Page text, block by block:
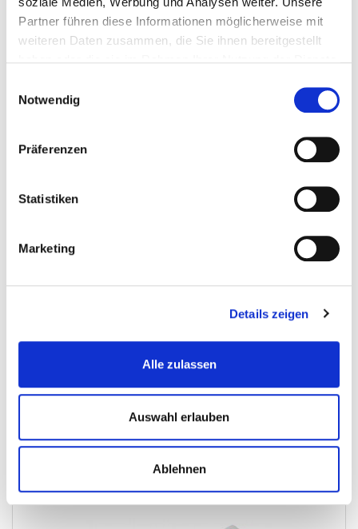
Partner führen diese Informationen möglicherweise mit
weiteren Daten zusammen, die Sie ihnen bereitgestellt
Notwendig
Präferenzen
Statistiken
Marketing
Details zeigen
Alle zulassen
Auswahl erlauben
Ablehnen
Wunschliste
Strahlgut Korund für Kabinen
Auf Lager
In den Warenkorb